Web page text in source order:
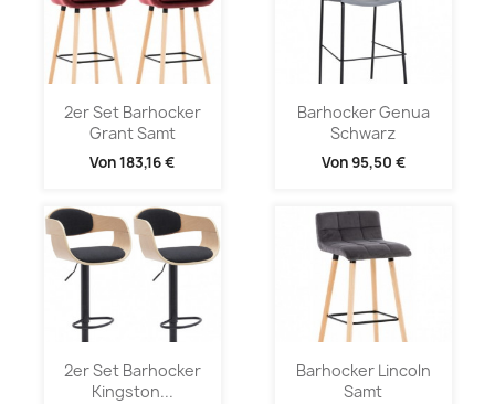
2er Set Barhocker
Grant Samt
Von183,16 €
Barhocker Genua
Schwarz
Von95,50 €
2er Set Barhocker
Kingston...
Barhocker Lincoln
Samt